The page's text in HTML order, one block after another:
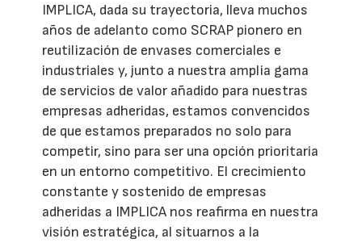
IMPLICA, dada su trayectoria, lleva muchos
años de adelanto como SCRAP pionero en
reutilización de envases comerciales e
industriales y, junto a nuestra amplia gama
de servicios de valor añadido para nuestras
empresas adheridas, estamos convencidos
de que estamos preparados no solo para
competir, sino para ser una opción prioritaria
en un entorno competitivo. El crecimiento
constante y sostenido de empresas
adheridas a IMPLICA nos reafirma en nuestra
visión estratégica, al situarnos a la